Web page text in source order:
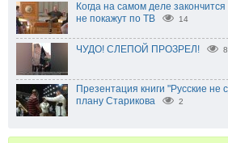
Когда на самом деле
не покажут по ТВ
14
ЧУДО! СЛЕПОЙ ПРОЗРЕЛ! 8
Презентация книги "Русские
плану Старикова
2